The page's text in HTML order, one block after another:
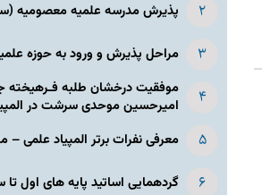
پذیرش مدرسه علمیه معصومیه‌
مراحل پذیرش و ورود به حوزه
موفقیت درخشان طلبه فـرهیخته
امیرحسین موحدی سرشت در
معرفی نفرات برتر المپیاد علمی –
گردهمایی اساتید پایه های اول